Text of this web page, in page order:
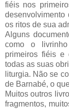
fiéis nos
os ritos de sua
Alguns
como o
primeiros fiéis e
todas as suas
liturgia. Não se
de Barnabé, o
Muitos outros
fragmentos,